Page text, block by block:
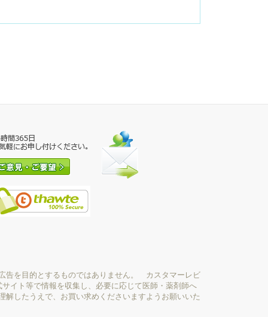
告を目的とするものではありません。 カスタマーレビ
イト等で情報を収集し、必要に応じて医師・薬剤師へ
したうえで、お買い求めくださいますようお願いいた